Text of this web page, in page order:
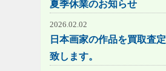
夏季休業のお知らせ
2026.02.02
日本画家の作品を買取査定
致します。